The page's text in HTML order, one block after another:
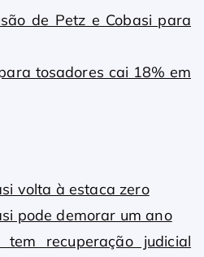
de Petz e Cobasi para
tosadores cai 18% em
volta à estaca zero
pode demorar um ano
recuperação judicial